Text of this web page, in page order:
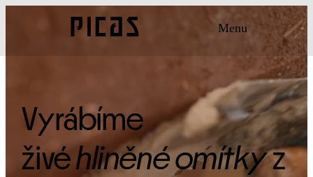
Menu
Vyrábíme
živé hliněné omítky z